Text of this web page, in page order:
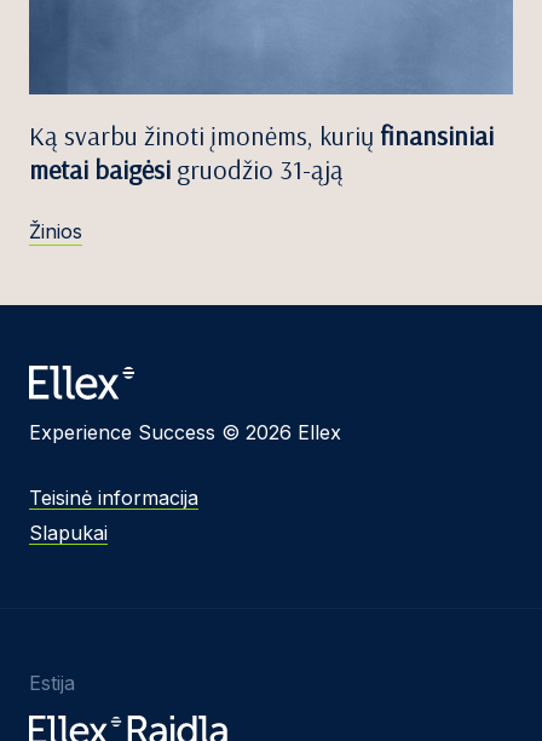
Ką svarbu žinoti įmonėms, kurių finansiniai
metai baigėsi gruodžio 31-ąją
Žinios
Experience Success © 2026 Ellex
Teisinė informacija
Slapukai
Estija